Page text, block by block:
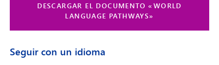
DESCARGAR EL DOCUMENTO «WORLD
LANGUAGE PATHWAYS»
Seguir con un idioma